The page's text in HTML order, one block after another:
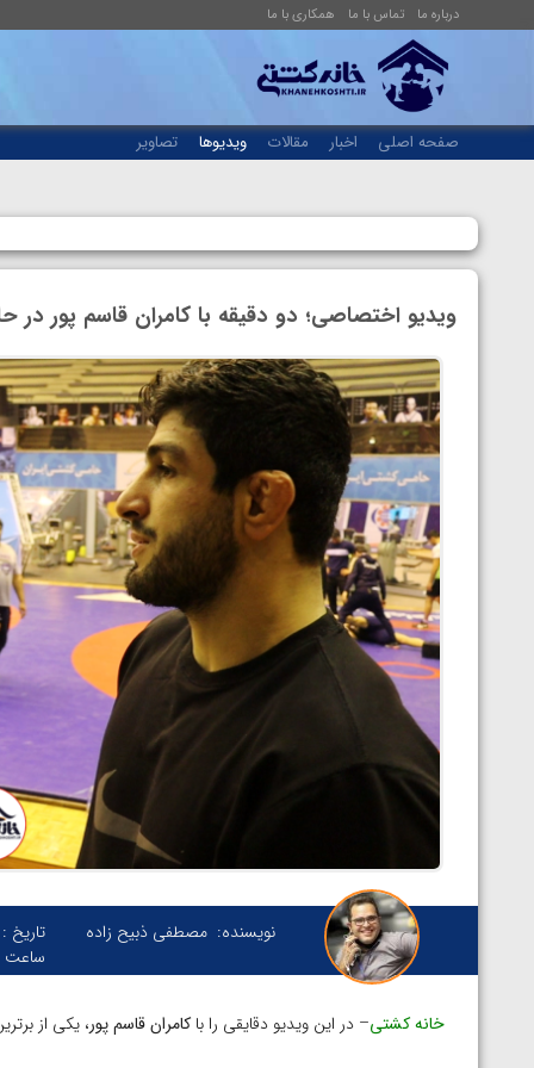
درباره ما تماس با ما همکاری با ما
صفحه اصلی اخبار مقالات ویدیوها تصاویر
ویدیو اختصاصی؛ دو دقیقه با کامران قاسم پور در
نویسنده: مصطفی ذبیح زاده تاریخ :
ساعت
خانه کشتی– در این ویدیو دقایقی را با کامران قاسم پور، یکی از